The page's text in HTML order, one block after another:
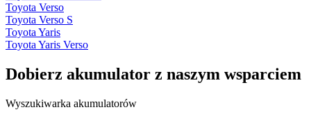
Toyota Verso
Toyota Verso S
Toyota Yaris
Toyota Yaris Verso
Dobierz akumulator z naszym wsparciem
Wyszukiwarka akumulatorów